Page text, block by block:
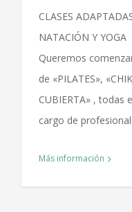
CLASES
NATACIÓN Y YOGA
Queremos
de «PILATES»,
CUBIERTA» , todas
cargo de
Más información